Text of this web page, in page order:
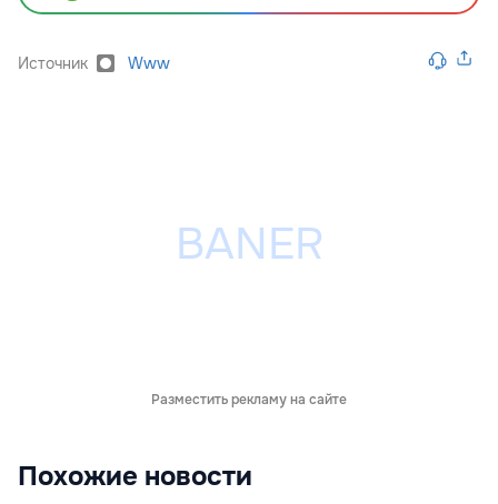
Источник Www
Разместить рекламу на сайте
Похожие новости